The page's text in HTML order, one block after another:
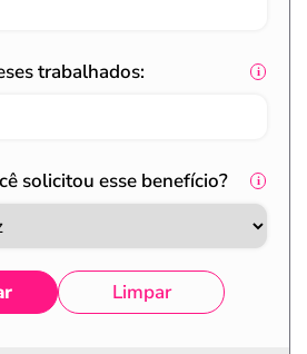
trabalhados:
solicitou esse benefício?
Limpar